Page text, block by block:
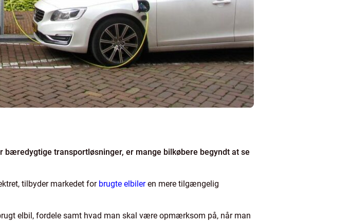
transportløsninger, er mange bilkøbere begyndt at se
tilbyder markedet for brugte elbileren mere tilgængelig
elbil, fordele samt hvad man skal være opmærksom på, når man